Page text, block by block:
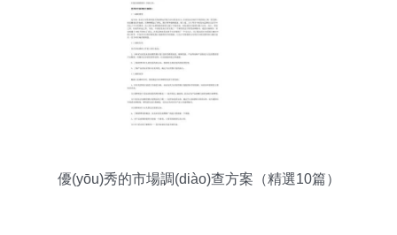
優(yōu)秀的市場調(diào)查方案（精選10篇）